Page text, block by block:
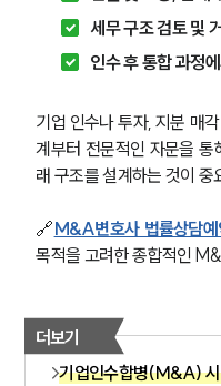
세무 구조 검토 및
인수 후 통합 과정
기업 인수나 투자, 지분 매
계부터 전문적인 자문을
래 구조를 설계하는 것이 중
🔗M&A변호사 법률상담예
목적을 고려한 종합적인
더보기
기업인수합병(M&A) 시